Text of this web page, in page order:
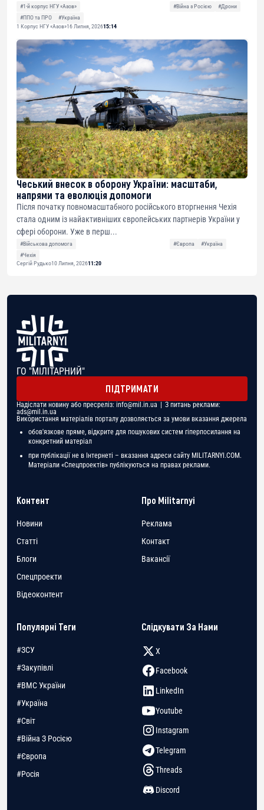
#1-й корпус НГУ «Азов» #Війна з Росією
#Дрони
#ППО та ПРО
#Україна
1 Корпус НГУ «Азов»16 Липня, 202615:14
Чеський внесок в оборону України: масштаби,
напрями та еволюція допомоги
Після початку повномасштабного російського вторгнення Чехія
стала одним із найактивніших європейських партнерів України у
сфері оборони. Уже в перш...
#Військова допомога #Європа
#Україна
#Чехія
Сергій Рудько10 Липня, 202611:20
ГО "МІЛІТАРНИЙ"
ПІДТРИМАТИ
Надіслати новину або пресреліз: info@mil.in.ua | З питань реклами:
ads@mil.in.ua
Використання матеріалів порталу дозволяється за умови вказання джерела
обов'язкове пряме, відкрите для пошукових систем гіперпосилання на
конкретний матеріал
при публікації не в Інтернеті – вказання адреси сайту MILITARNYI.COM.
Матеріали «Спецпроектів» публікуються на правах реклами.
Контент
Новини
Статті
Блоги
Спецпроекти
Відеоконтент
Про Militarnyi
Реклама
Контакт
Вакансії
Популярні Теги
#ЗСУ
#Закупівлі
#ВМС України
#Україна
#Світ
#Війна З Росією
#Європа
#Росія
Слідкувати За Нами
X
Facebook
LinkedIn
Youtube
Instagram
Telegram
Threads
Discord